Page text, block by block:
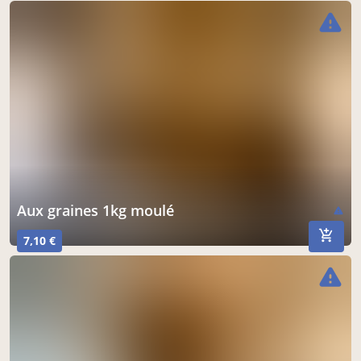
aux graines 1kg moulé warning
7,10 €
warning
warning